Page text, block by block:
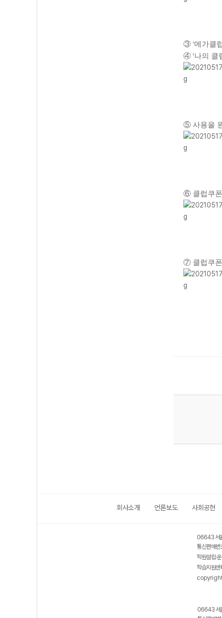
③ '메가클
④ '나의 클
⑤ 사용을
⑥ 클럽쿠폰
⑦ 클럽쿠
회사소개 언론보도 사회공헌
06643 서
통신판매
학원설립·
학습지원
06643 서